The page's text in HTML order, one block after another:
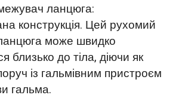
ланцюга:
конструкція. Цей рухомий
може швидко
близько до тіла, діючи як
із гальмівним пристроєм
гальма.